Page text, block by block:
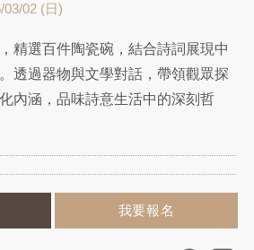
03/02 (日)
精選百件陶瓷碗，結合詩詞展現中
透過器物與文學對話，帶領觀眾探
內涵，品味詩意生活中的深刻哲
我要報名